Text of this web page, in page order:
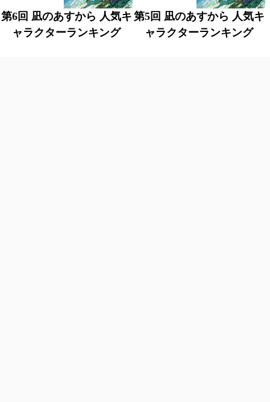
第6回 凪のあすから 人気キ
ャラクターランキング
第5回 凪のあすから 人気キ
ャラクターランキング